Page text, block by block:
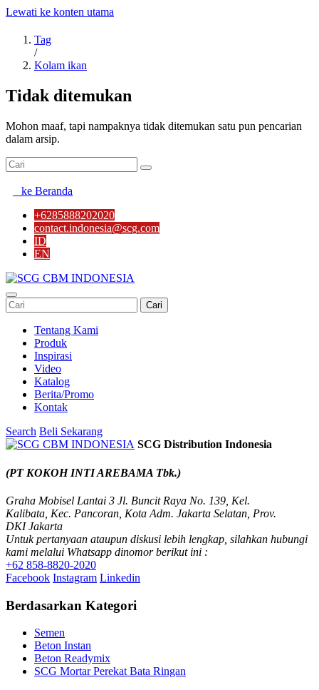
Lewati ke konten utama
Tag
/
Kolam ikan
Tidak ditemukan
Mohon maaf, tapi nampaknya tidak ditemukan satu pun pencarian
dalam arsip.
ke Beranda
+6285888202020
contact.indonesia@scg.com
ID
EN
Cari
Tentang Kami
Produk
Inspirasi
Video
Katalog
Berita/Promo
Kontak
Search Beli Sekarang
SCG Distribution Indonesia
(PT KOKOH INTI AREBAMA Tbk.)
Graha Mobisel Lantai 3 Jl. Buncit Raya No. 139, Kel.
Kalibata, Kec. Pancoran, Kota Adm. Jakarta Selatan, Prov.
DKI Jakarta
Untuk pertanyaan ataupun diskusi lebih lengkap, silahkan hubungi
kami melalui Whatsapp dinomor berikut ini :
+62 858-8820-2020
Facebook Instagram Linkedin
Berdasarkan Kategori
Semen
Beton Instan
Beton Readymix
SCG Mortar Perekat Bata Ringan